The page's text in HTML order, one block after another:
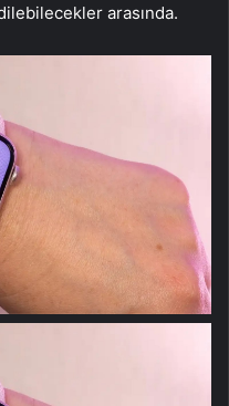
arasında.